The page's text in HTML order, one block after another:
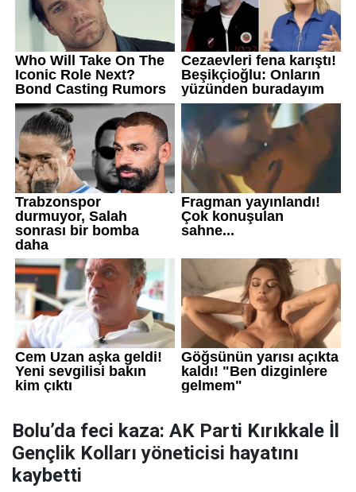
Bolu’da feci kaza: AK Parti Kırıkkale İl
Gençlik Kolları yöneticisi hayatını
kaybetti